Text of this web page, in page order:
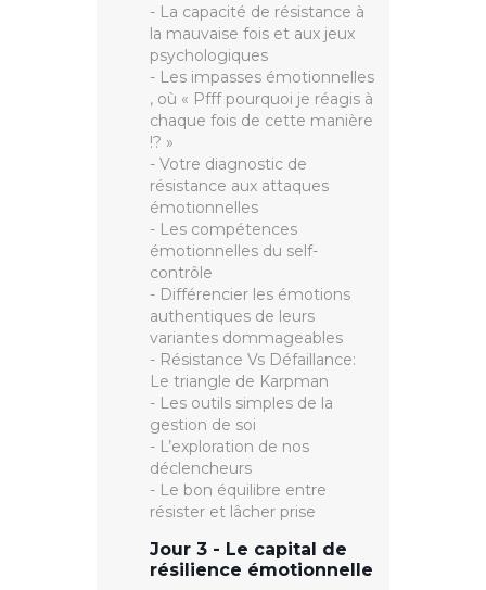
- La capacité de résistance à
la mauvaise fois et aux jeux
psychologiques
- Les impasses émotionnelles
, où « Pfff pourquoi je réagis à
chaque fois de cette manière
!? »
- Votre diagnostic de
résistance aux attaques
émotionnelles
- Les compétences
émotionnelles du self-
contrôle
- Différencier les émotions
authentiques de leurs
variantes dommageables
- Résistance Vs Défaillance:
Le triangle de Karpman
- Les outils simples de la
gestion de soi
- L’exploration de nos
déclencheurs
- Le bon équilibre entre
résister et lâcher prise
Jour 3 - Le capital de
résilience émotionnelle